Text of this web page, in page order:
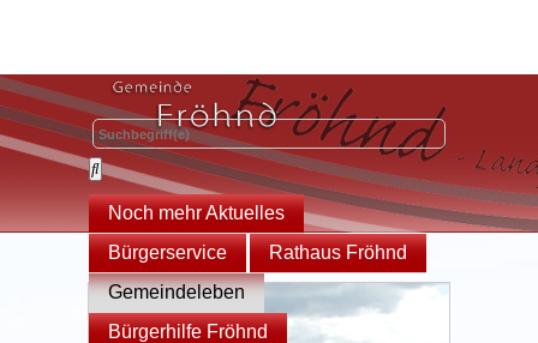
Noch mehr Aktuelles
Bürgerservice
Rathaus Fröhnd
Gemeindeleben
Bürgerhilfe Fröhnd